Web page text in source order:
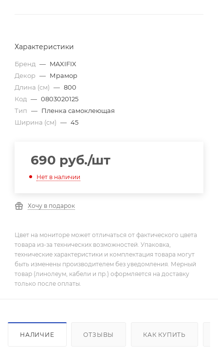
Характеристики
Бренд — MAXIFIX
Декор — Мрамор
Длина (см) — 800
Код — 0803020125
Тип — Пленка самоклеющая
Ширина (см) — 45
690 руб./шт
Нет в наличии
Хочу в подарок
Цвет на мониторе может отличаться от фактического цвета
товара из-за технических возможностей. Упаковка,
технические характеристики и комплектация товара могут
быть изменены производителем без уведомления. Мерный
товар (линолеум, кабели и пр.) оформляется на доставку
только после оплаты.
НАЛИЧИЕ ОТЗЫВЫ КАК КУПИТЬ